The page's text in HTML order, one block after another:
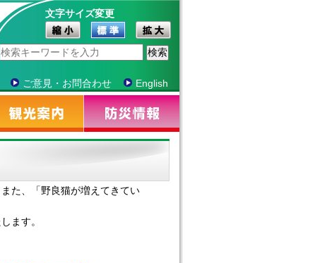
文字サイズ変更
ご意見・お問合わせ English
た、「野良猫が増えてきてい
ます。